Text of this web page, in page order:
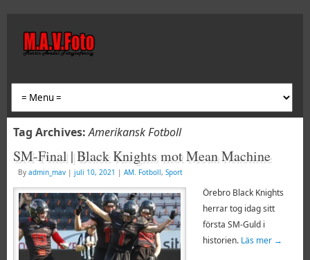
Tag Archives:Amerikansk Fotboll
SM-Final | Black Knights mot Mean Machine
By admin_mav | juli 10, 2021 | AM. Fotboll, Sport
Örebro Black Knights
herrar tog idag sitt
första SM-Guld i
historien. Läs mer →